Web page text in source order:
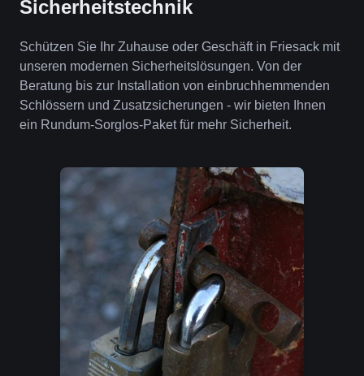
Sicherheitstechnik
Schützen Sie Ihr Zuhause oder Geschäft in Friesack mit
unseren modernen Sicherheitslösungen. Von der
Beratung bis zur Installation von einbruchhemmenden
Schlössern und Zusatzsicherungen - wir bieten Ihnen
ein Rundum-Sorglos-Paket für mehr Sicherheit.